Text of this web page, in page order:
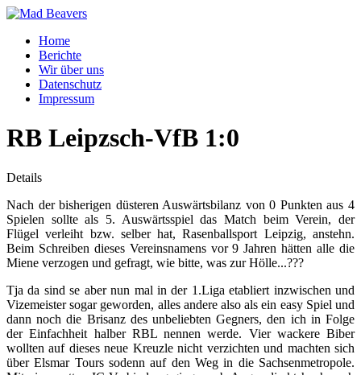
Home
Berichte
Wir über uns
Datenschutz
Impressum
RB Leipzsch-VfB 1:0
Details
Nach der bisherigen düsteren Auswärtsbilanz von 0 Punkten aus 4
Spielen sollte als 5. Auswärtsspiel das Match beim Verein, der
Flügel verleiht bzw. selber hat, Rasenballsport Leipzig, anstehn.
Beim Schreiben dieses Vereinsnamens vor 9 Jahren hätten alle die
Miene verzogen und gefragt, wie bitte, was zur Hölle...???
Tja da sind se aber nun mal in der 1.Liga etabliert inzwischen und
Vizemeister sogar geworden, alles andere also als ein easy Spiel und
dann noch die Brisanz des unbeliebten Gegners, den ich in Folge
der Einfachheit halber RBL nennen werde. Vier wackere Biber
wollten auf dieses neue Kreuzle nicht verzichten und machten sich
über Elsmar Tours sodenn auf den Weg in die Sachsenmetropole.